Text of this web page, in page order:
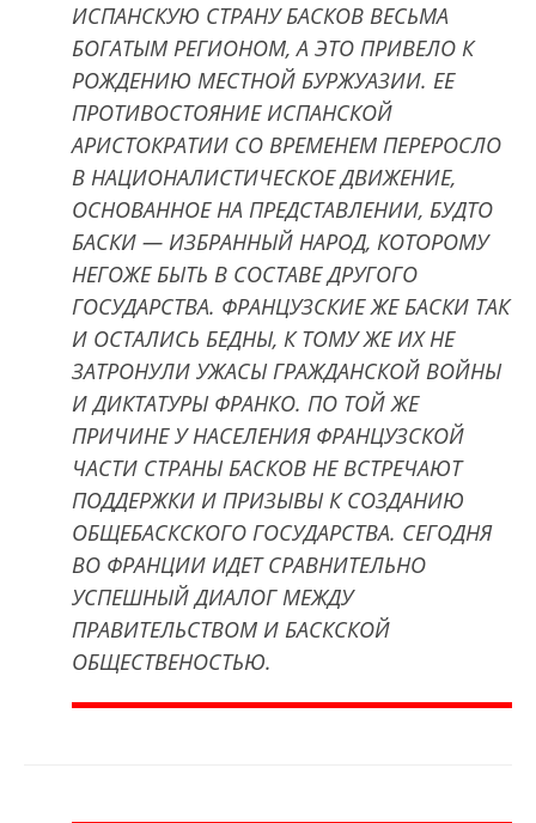
ИСПАНСКУЮ СТРАНУ БАСКОВ ВЕСЬМА
БОГАТЫМ РЕГИОНОМ, А ЭТО ПРИВЕЛО К
РОЖДЕНИЮ МЕСТНОЙ БУРЖУАЗИИ. ЕЕ
ПРОТИВОСТОЯНИЕ ИСПАНСКОЙ
АРИСТОКРАТИИ СО ВРЕМЕНЕМ ПЕРЕРОСЛО
В НАЦИОНАЛИСТИЧЕСКОЕ ДВИЖЕНИЕ,
ОСНОВАННОЕ НА ПРЕДСТАВЛЕНИИ, БУДТО
БАСКИ — ИЗБРАННЫЙ НАРОД, КОТОРОМУ
НЕГОЖЕ БЫТЬ В СОСТАВЕ ДРУГОГО
ГОСУДАРСТВА. ФРАНЦУЗСКИЕ ЖЕ БАСКИ ТАК
И ОСТАЛИСЬ БЕДНЫ, К ТОМУ ЖЕ ИХ НЕ
ЗАТРОНУЛИ УЖАСЫ ГРАЖДАНСКОЙ ВОЙНЫ
И ДИКТАТУРЫ ФРАНКО. ПО ТОЙ ЖЕ
ПРИЧИНЕ У НАСЕЛЕНИЯ ФРАНЦУЗСКОЙ
ЧАСТИ СТРАНЫ БАСКОВ НЕ ВСТРЕЧАЮТ
ПОДДЕРЖКИ И ПРИЗЫВЫ К СОЗДАНИЮ
ОБЩЕБАСКСКОГО ГОСУДАРСТВА. СЕГОДНЯ
ВО ФРАНЦИИ ИДЕТ СРАВНИТЕЛЬНО
УСПЕШНЫЙ ДИАЛОГ МЕЖДУ
ПРАВИТЕЛЬСТВОМ И БАСКСКОЙ
ОБЩЕСТВЕНОСТЬЮ.